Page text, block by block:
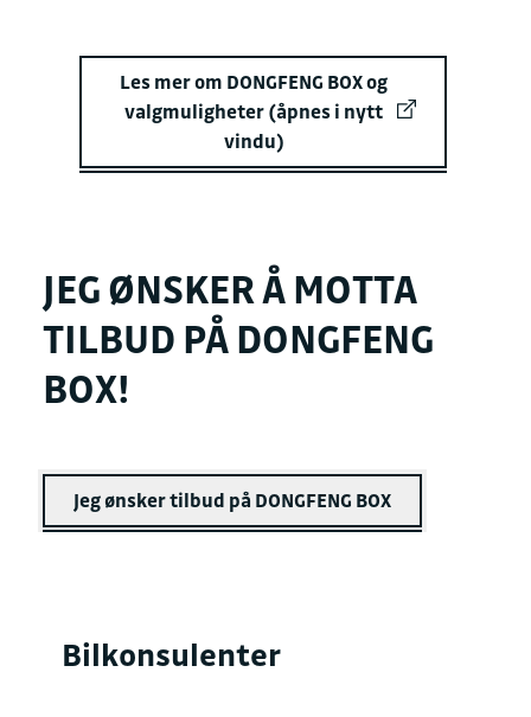
Les mer om DONGFENG BOX og
valgmuligheter (åpnes i nytt
vindu)
JEG ØNSKER Å MOTTA
TILBUD PÅ DONGFENG
BOX!
Jeg ønsker tilbud på DONGFENG BOX
Bilkonsulenter